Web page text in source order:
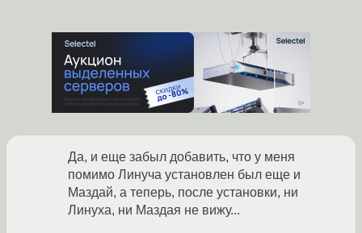
Да, и еще забыл добавить, что у меня
помимо Линуча установлен был еще и
Маздай, а теперь, после установки, ни
Линуха, ни Маздая не вижу...